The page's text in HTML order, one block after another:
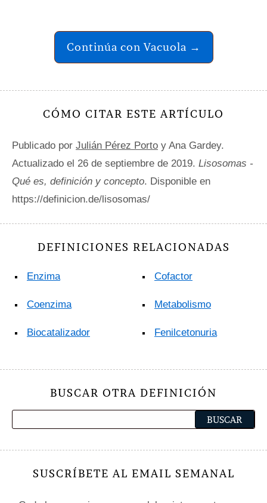
Continúa con Vacuola →
CÓMO CITAR ESTE ARTÍCULO
Publicado por Julián Pérez Porto y Ana Gardey.
Actualizado el 26 de septiembre de 2019. Lisosomas -
Qué es, definición y concepto. Disponible en
https://definicion.de/lisosomas/
DEFINICIONES RELACIONADAS
Enzima
Coenzima
Biocatalizador
Cofactor
Metabolismo
Fenilcetonuria
BUSCAR OTRA DEFINICIÓN
SUSCRÍBETE AL EMAIL SEMANAL